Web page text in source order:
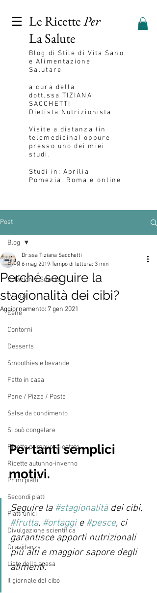
Le RicettePer
La Salute
Blog di Stile di Vita Sano
e Alimentazione
Salutare
a cura della
dott.ssa TIZIANA
SACCHETTI
Dietista Nutrizionista
Visite a distanza (in
telemedicina) oppure
presso uno dei miei
studi.
Studi in: Aprilia,
Pomezia, Roma e online
Post
Blog
Colazioni / Snacks
Pranzi
Cene
Contorni
Desserts
Smoothies e bevande
Fatto in casa
Pane / Pizza / Pasta
Salse da condimento
Si può congelare
Ricette primavera-estate
Ricette autunno-inverno
Primi piatti
Secondi piatti
Piatti unici
Divulgazione scientifica
Gravidanza
Liste della spesa
Il giornale del cibo
Blog
Perché seguire la
stagionalità dei cibi?
Dr.ssa Tiziana Sacchetti
6 mag 2019 Tempo di lettura: 3 min
Aggiornamento: 7 gen 2021
Per tanti semplici
motivi.
Seguire la #stagionalità dei cibi,
#frutta, #ortaggi e #pesce, ci
garantisce apporti nutrizionali
più alti e maggior sapore degli
alimenti.